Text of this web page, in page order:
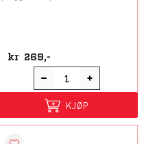
kr 269,-
KJØP